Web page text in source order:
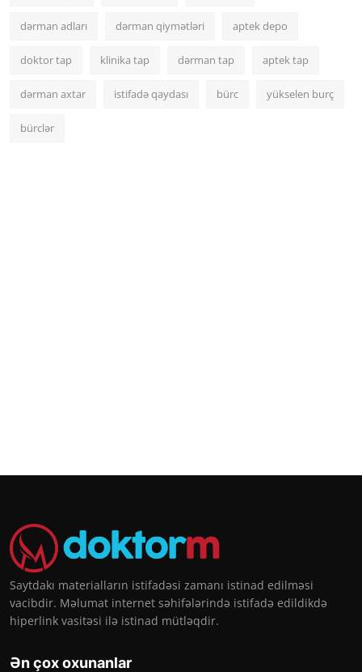
dərman adları dərman qiymətləri aptek depo
doktor tap klinika tap dərman tap aptek tap
dərman axtar istifadə qaydası bürc yükselen burç
bürclər
Saytdakı materialların istifadəsi zamanı istinad edilməsi
vacibdir. Məlumat internet səhifələrində istifadə edildikdə
hiperlink vasitəsi ilə istinad mütləqdir.
Ən çox oxunanlar